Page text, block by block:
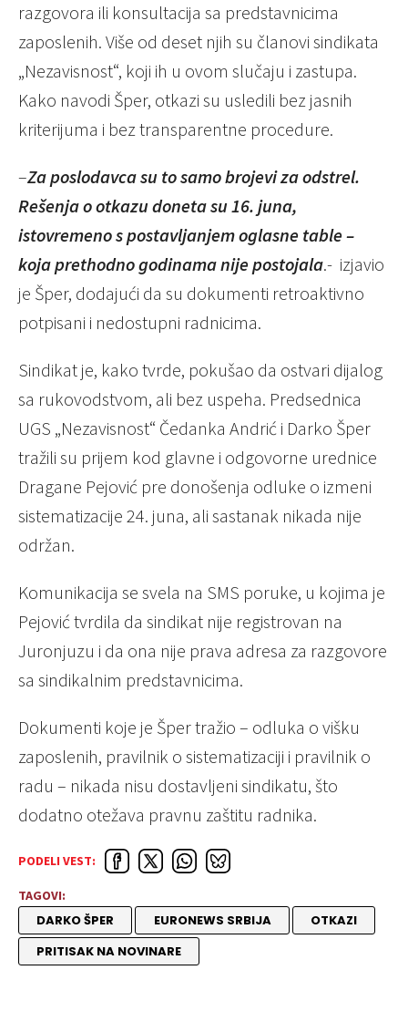
razgovora ili konsultacija sa predstavnicima
zaposlenih. Više od deset njih su članovi sindikata
„Nezavisnost“, koji ih u ovom slučaju i zastupa.
Kako navodi Šper, otkazi su usledili bez jasnih
kriterijuma i bez transparentne procedure.
–Za poslodavca su to samo brojevi za odstrel.
Rešenja o otkazu doneta su 16. juna,
istovremeno s postavljanjem oglasne table –
koja prethodno godinama nije postojala.- izjavio
je Šper, dodajući da su dokumenti retroaktivno
potpisani i nedostupni radnicima.
Sindikat je, kako tvrde, pokušao da ostvari dijalog
sa rukovodstvom, ali bez uspeha. Predsednica
UGS „Nezavisnost“ Čedanka Andrić i Darko Šper
tražili su prijem kod glavne i odgovorne urednice
Dragane Pejović pre donošenja odluke o izmeni
sistematizacije 24. juna, ali sastanak nikada nije
održan.
Komunikacija se svela na SMS poruke, u kojima je
Pejović tvrdila da sindikat nije registrovan na
Juronjuzu i da ona nije prava adresa za razgovore
sa sindikalnim predstavnicima.
Dokumenti koje je Šper tražio – odluka o višku
zaposlenih, pravilnik o sistematizaciji i pravilnik o
radu – nikada nisu dostavljeni sindikatu, što
dodatno otežava pravnu zaštitu radnika.
PODELI VEST:
TAGOVI:
DARKO ŠPER EURONEWS SRBIJA
OTKAZI
PRITISAK NA NOVINARE